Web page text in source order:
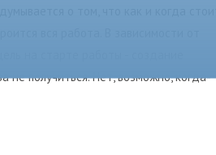
о том, что как и когда стоит
вся работа. В зависимости от
на старте работы - создание
не получиться. Нет, возможно, когда-